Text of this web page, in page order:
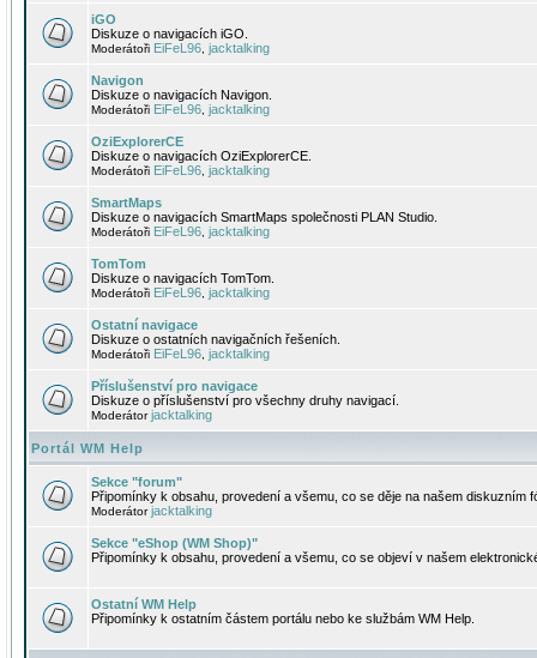
iGO
Diskuze o navigacích iGO.
Moderátoři EiFeL96 jacktalking
Navigon
Diskuze o navigacích Navigon.
Moderátoři EiFeL96 jacktalking
OziExplorerCE
Diskuze o navigacích OziExplorerCE.
Moderátoři EiFeL96 jacktalking
SmartMaps
Diskuze o navigacích SmartMaps společnosti PLAN Studio.
Moderátoři EiFeL96 jacktalking
TomTom
Diskuze o navigacích TomTom.
Moderátoři EiFeL96 jacktalking
Ostatní navigace
Diskuze o ostatních navigačních řešeních.
Moderátoři EiFeL96 jacktalking
Příslušenství pro navigace
Diskuze o příslušenství pro všechny druhy navigací.
Moderátorjacktalking
Portál WM Help
Sekce "forum"
Připomínky k obsahu, provedení a všemu, co se děje na našem diskuzním
Moderátorjacktalking
Sekce "eShop (WM Shop)"
Připomínky k obsahu, provedení a všemu, co se objeví v našem
Ostatní WM Help
Připomínky k ostatním částem portálu nebo ke službám WM Help.